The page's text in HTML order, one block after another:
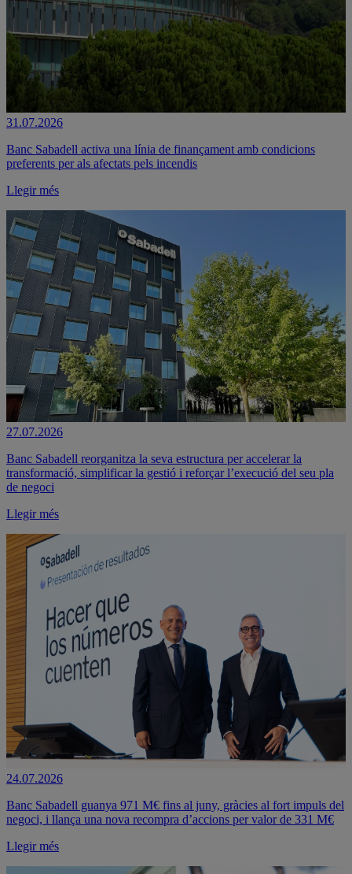
31.07.2026
Banc Sabadell activa una línia de finançament amb condicions
preferents per als afectats pels incendis
Llegir més
27.07.2026
Banc Sabadell reorganitza la seva estructura per accelerar la
transformació, simplificar la gestió i reforçar l’execució del seu pla
de negoci
Llegir més
24.07.2026
Banc Sabadell guanya 971 M€ fins al juny, gràcies al fort impuls del
negoci, i llança una nova recompra d’accions per valor de 331 M€
Llegir més